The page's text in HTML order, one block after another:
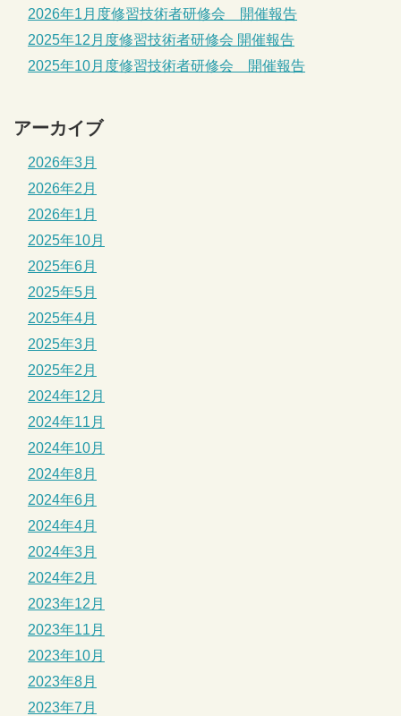
2026年1月度修習技術者研修会 開催報告
2025年12月度修習技術者研修会 開催報告
2025年10月度修習技術者研修会 開催報告
アーカイブ
2026年3月
2026年2月
2026年1月
2025年10月
2025年6月
2025年5月
2025年4月
2025年3月
2025年2月
2024年12月
2024年11月
2024年10月
2024年8月
2024年6月
2024年4月
2024年3月
2024年2月
2023年12月
2023年11月
2023年10月
2023年8月
2023年7月